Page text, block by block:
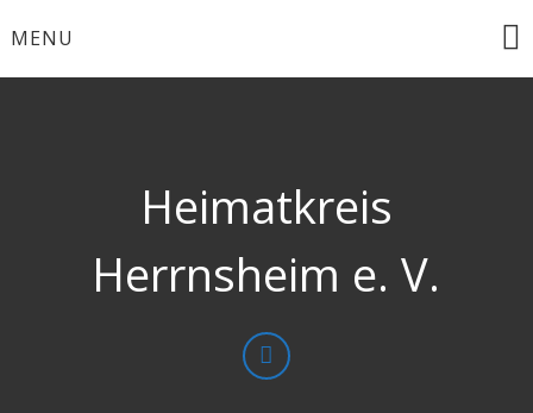
toMENU
Heimatkreis
Herrnsheim e. V.